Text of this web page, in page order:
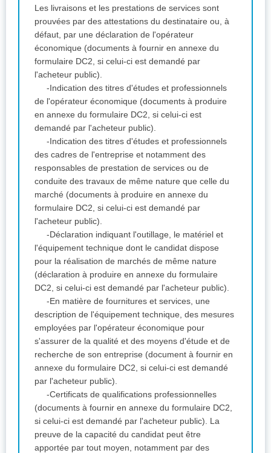
Les livraisons et les prestations de services sont
prouvées par des attestations du destinataire ou, à
défaut, par une déclaration de l'opérateur
économique (documents à fournir en annexe du
formulaire DC2, si celui-ci est demandé par
l'acheteur public).
-Indication des titres d'études et professionnels
de l'opérateur économique (documents à produire
en annexe du formulaire DC2, si celui-ci est
demandé par l'acheteur public).
-Indication des titres d'études et professionnels
des cadres de l'entreprise et notamment des
responsables de prestation de services ou de
conduite des travaux de même nature que celle du
marché (documents à produire en annexe du
formulaire DC2, si celui-ci est demandé par
l'acheteur public).
-Déclaration indiquant l'outillage, le matériel et
l'équipement technique dont le candidat dispose
pour la réalisation de marchés de même nature
(déclaration à produire en annexe du formulaire
DC2, si celui-ci est demandé par l'acheteur public).
-En matière de fournitures et services, une
description de l'équipement technique, des mesures
employées par l'opérateur économique pour
s'assurer de la qualité et des moyens d'étude et de
recherche de son entreprise (document à fournir en
annexe du formulaire DC2, si celui-ci est demandé
par l'acheteur public).
-Certificats de qualifications professionnelles
(documents à fournir en annexe du formulaire DC2,
si celui-ci est demandé par l'acheteur public). La
preuve de la capacité du candidat peut être
apportée par tout moyen, notamment par des